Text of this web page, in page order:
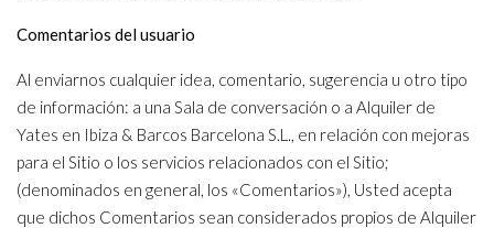
Comentarios del usuario
Al enviarnos cualquier idea, comentario, sugerencia u otro tipo
de información: a una Sala de conversación o a Alquiler de
Yates en Ibiza & Barcos Barcelona S.L., en relación con mejoras
para el Sitio o los servicios relacionados con el Sitio;
(denominados en general, los «Comentarios»), Usted acepta
que dichos Comentarios sean considerados propios de Alquiler